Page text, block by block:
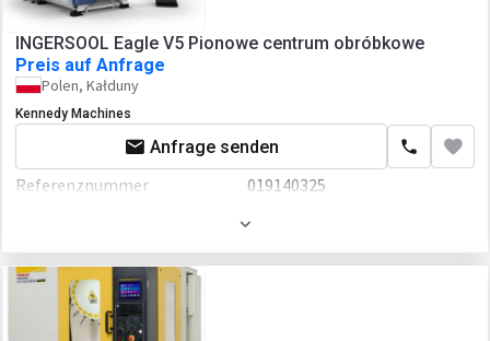
INGERSOOL Eagle V5 Pionowe centrum obróbkowe
Preis auf Anfrage
Polen, Kałduny
Kennedy Machines
Anfrage senden
Referenznummer
019140325
2018
Zusätzlich